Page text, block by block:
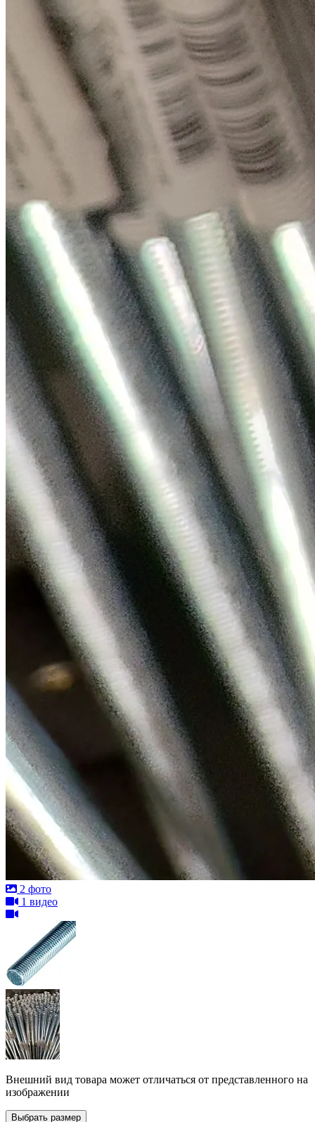
2 фото
1 видео
Внешний вид товара может отличаться от представленного на
изображении
Выбрать размер